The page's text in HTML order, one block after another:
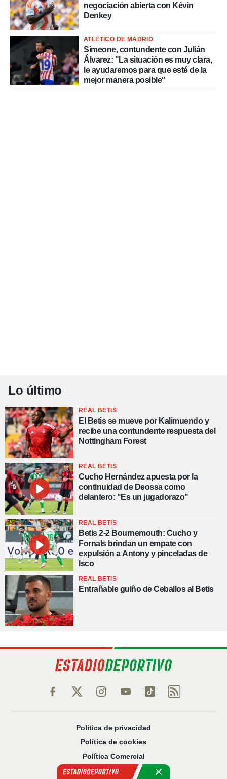
negociación abierta con Kévin
Denkey
ATLÉTICO DE MADRID
Simeone, contundente con Julián
Álvarez: "La situación es muy clara,
le ayudaremos para que esté de la
mejor manera posible"
Lo último
REAL BETIS
El Betis se mueve por Kalimuendo y
recibe una contundente respuesta del
Nottingham Forest
REAL BETIS
Cucho Hernández apuesta por la
continuidad de Deossa como
delantero: "Es un jugadorazo"
REAL BETIS
Betis 2-2 Bournemouth: Cucho y
Fornals brindan un empate con
expulsión a Antony y pinceladas de
Isco
REAL BETIS
Entrañable guiño de Ceballos al Betis
Política de privacidad
Política de cookies
Política Comercial
Aviso legal